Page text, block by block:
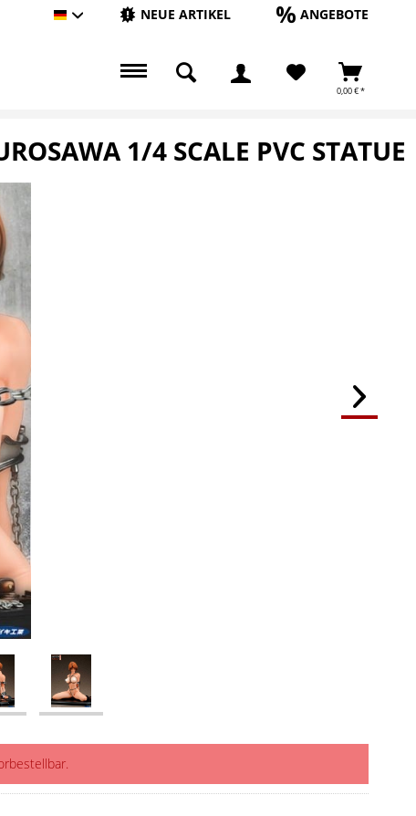
Hauptshop DeutschNEUE ARTIKEL ANGEBOTE
0,00 € *
1/4 SCALE PVC STATUE